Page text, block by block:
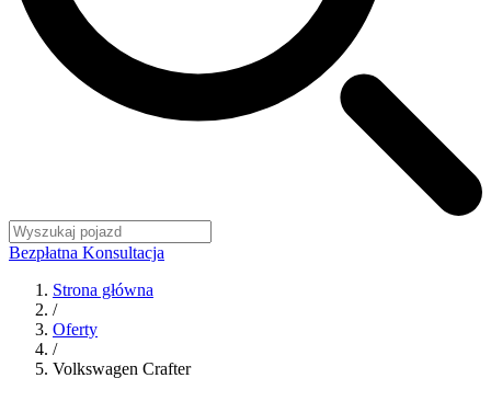
Bezpłatna Konsultacja
Strona główna
/
Oferty
/
Volkswagen Crafter